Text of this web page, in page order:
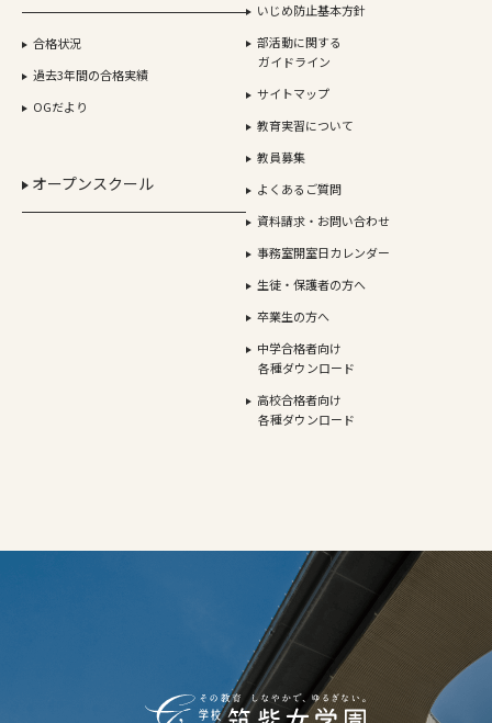
合格状況
過去3年間の合格実績
OGだより
オープンスクール
いじめ防止基本方針
部活動に関する
ガイドライン
サイトマップ
教育実習について
教員募集
よくあるご質問
資料請求・お問い合わせ
事務室開室日カレンダー
生徒・保護者の方へ
卒業生の方へ
中学合格者向け
各種ダウンロード
高校合格者向け
各種ダウンロード